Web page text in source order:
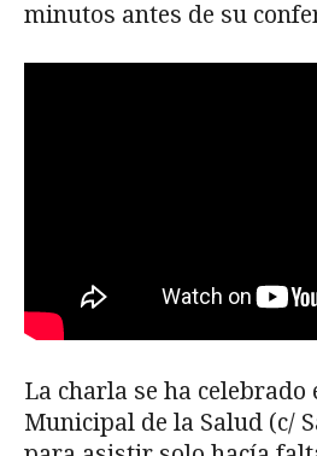
minutos antes de su
La charla se ha celebrado
Municipal de la Salud (c/